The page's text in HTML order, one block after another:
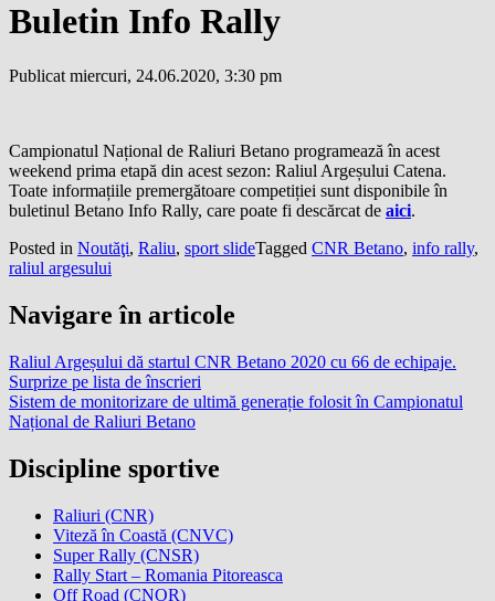
Buletin Info Rally
Publicat miercuri, 24.06.2020, 3:30 pm
Campionatul Național de Raliuri Betano programează în acest
weekend prima etapă din acest sezon: Raliul Argeșului Catena.
Toate informațiile premergătoare competiției sunt disponibile în
buletinul Betano Info Rally, care poate fi descărcat de aici.
Posted in Noutăţi, Raliu, sport slideTagged CNR Betano, info rally,
raliul argesului
Navigare în articole
Raliul Argeșului dă startul CNR Betano 2020 cu 66 de echipaje.
Surprize pe lista de înscrieri
Sistem de monitorizare de ultimă generație folosit în Campionatul
Național de Raliuri Betano
Discipline sportive
Raliuri (CNR)
Viteză în Coastă (CNVC)
Super Rally (CNSR)
Rally Start – Romania Pitoreasca
Off Road (CNOR)